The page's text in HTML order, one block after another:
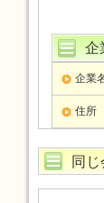
企
企業
住所
同じ